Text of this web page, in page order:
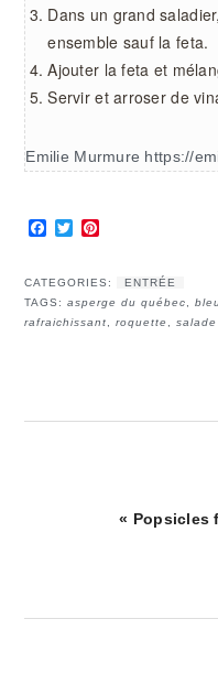
Dans un grand
ensemble sauf la feta.
Ajouter la feta et
Servir et arroser de
Emilie Murmure https://
Facebook
Twitter
CATEGORIES:
ENTRÉE
TAGS:asperge du québec,
rafraichissant,roquette ,
Article
« Popsicles